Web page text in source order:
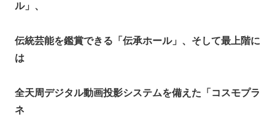
ル」、
伝統芸能を鑑賞できる「伝承ホール」、そして最上階に
は
全天周デジタル動画投影システムを備えた「コスモプラ
ネ